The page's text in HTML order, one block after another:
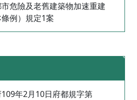
危險及老舊建築物加速重建
例）規定1案
年2月10日府都規字第